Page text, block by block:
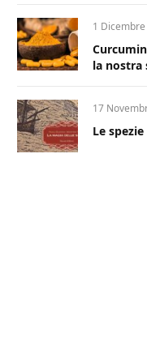
1
la nostra
17
Le